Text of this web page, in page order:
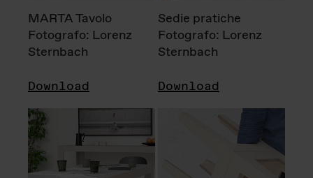
MARTA Tavolo
Fotografo: Lorenz
Sternbach
Download
Sedie pratiche
Fotografo: Lorenz
Sternbach
Download